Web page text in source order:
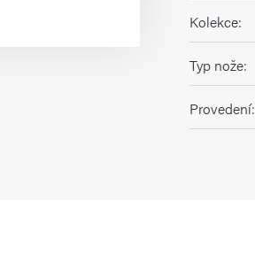
Kolekce:
Typ nože:
Provedení: